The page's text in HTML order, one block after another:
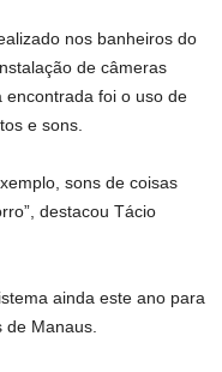
nos banheiros do
de câmeras
encontrada foi o uso de
e sons.
sons de coisas
destacou Tácio
ainda este ano para
Manaus.